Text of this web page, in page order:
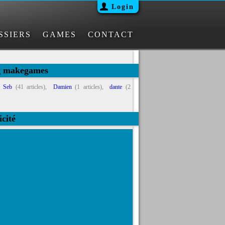
Login
GAMES CONTACT
makegames
Seb (41 articles), Damien(1 articles), dante (2